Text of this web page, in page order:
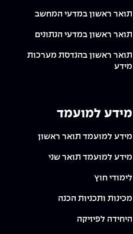
תואר ראשון במדעי המחשב
תואר ראשון במדעי הנתונים
תואר ראשון בהנדסת מערכות
מידע
מידע למועמד
מידע למועמד תואר ראשון
מידע למועמד תואר שני
לימודי חוץ
מכינות ותכניות הכנה
היחידה לפיזיקה